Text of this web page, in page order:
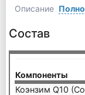
Описание
Состав
Компоненты
Коэнзим Q10